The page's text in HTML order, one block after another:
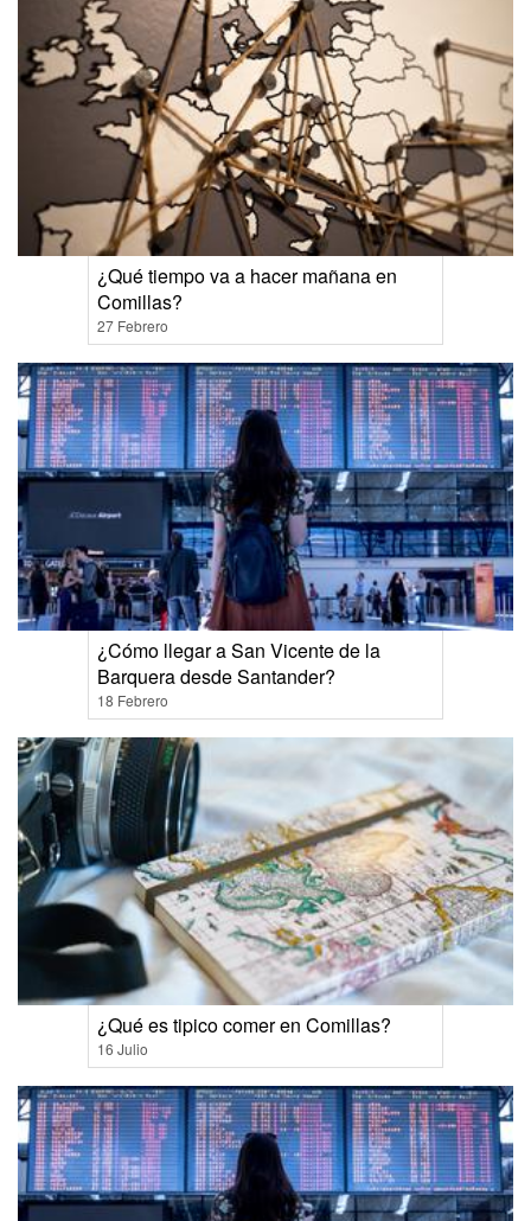
¿Qué tiempo va a hacer mañana en
Comillas?
27 Febrero
¿Cómo llegar a San Vicente de la
Barquera desde Santander?
18 Febrero
¿Qué es tipico comer en Comillas?
16 Julio